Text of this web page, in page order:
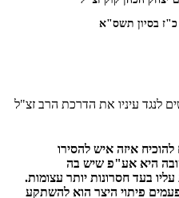
כ"ז בסיון תשס"א
לנגד עיניו את הדרכת הרב זצ"ל
איזה איש להסירו
טובה היא אע"פ שיש בה
בעד חסרונות יותר עצומות.
פיתוי היצר הוא להשתקע